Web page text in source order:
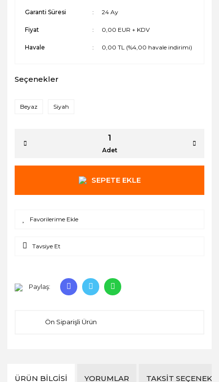
Garanti Süresi 24 Ay
Fiyat 0,00 EUR + KDV
Havale 0,00 TL (%4,00 havale indirimi)
Seçenekler
Beyaz Siyah
Adet
SEPETE EKLE
Tavsiye Et
Paylaş:
Ön Siparişli Ürün
ÜRÜN BILGISI YORUMLAR TAKSIT